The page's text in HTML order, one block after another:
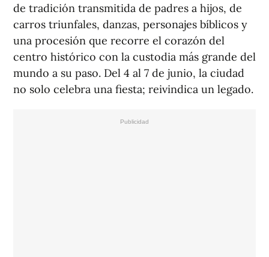
de tradición transmitida de padres a hijos, de
carros triunfales, danzas, personajes bíblicos y
una procesión que recorre el corazón del
centro histórico con la custodia más grande del
mundo a su paso. Del 4 al 7 de junio, la ciudad
no solo celebra una fiesta; reivindica un legado.